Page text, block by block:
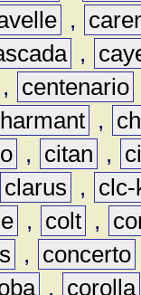
,
,
, centenario
,
, citan ,
clarus ,
clc-
, colt ,
, concerto
, corolla